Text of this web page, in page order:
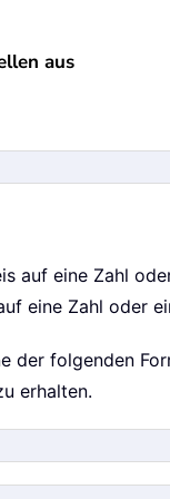
aus
auf eine Zahl
eine Zahl oder
der folgenden
erhalten.